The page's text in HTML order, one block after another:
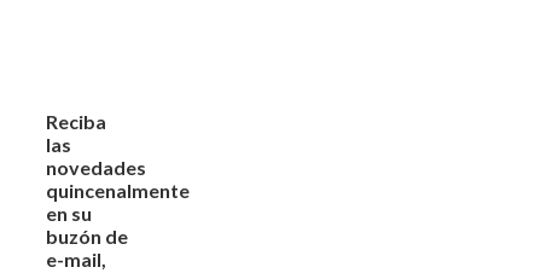
Reciba
las
novedades
quincenalmente
en su
buzón de
e-mail,